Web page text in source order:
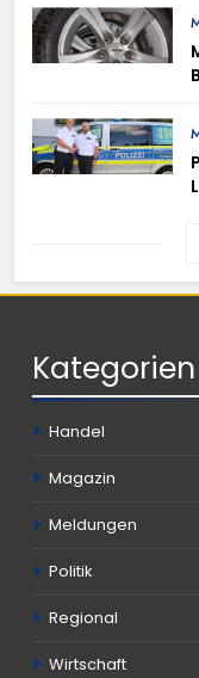
Kategorien
Handel
Magazin
Meldungen
Politik
Regional
Wirtschaft